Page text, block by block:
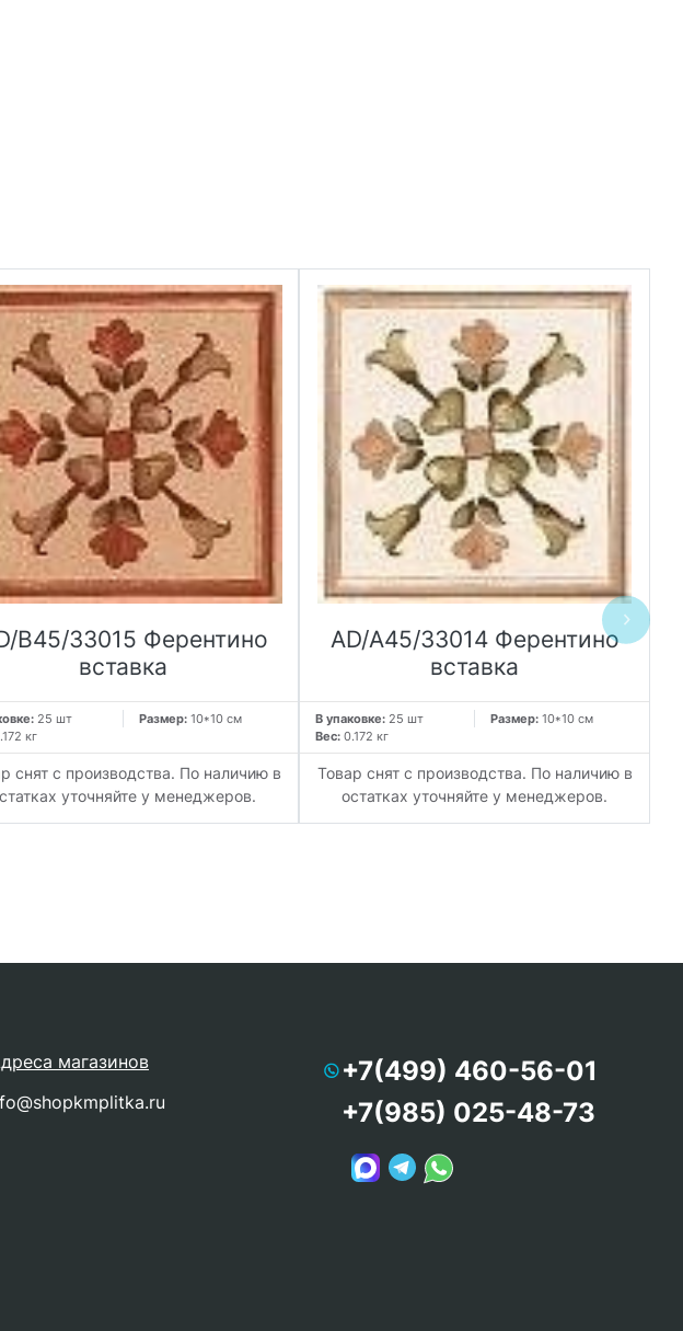
B45/33015 Ферентино
вставка
25 шт Размер: 10*10 см
кг
снят с производства. По наличию в
уточняйте у менеджеров.
AD/A45/33014 Ферентино
вставка
В упаковке: 25 шт Размер: 10*10 см
Вес: 0.172 кг
Товар снят с производства. По наличию в
остатках уточняйте у менеджеров.
магазинов
+7(499) 460-56-01
+7(985) 025-48-73